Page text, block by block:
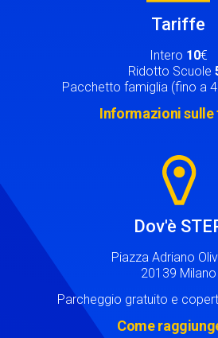
Tariffe
Intero 10€
Ridotto Scuole
Pacchetto famiglia (fino a
Informazioni
Dov'è
Piazza Adriano
20139 Milano
Parcheggio gratuito e
Come